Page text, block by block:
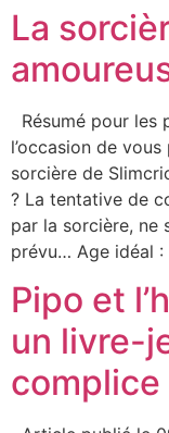
La
Résumé pour les
l’occasion de
sorcière de
? La tentative de
par la sorcière, ne
prévu… Age idéal
Pipo et
un livre-
complice